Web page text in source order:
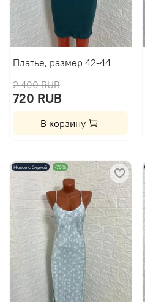
Платье, размер 42-44
2 400 RUB
720 RUB
В корзину
Новое с биркой -70%